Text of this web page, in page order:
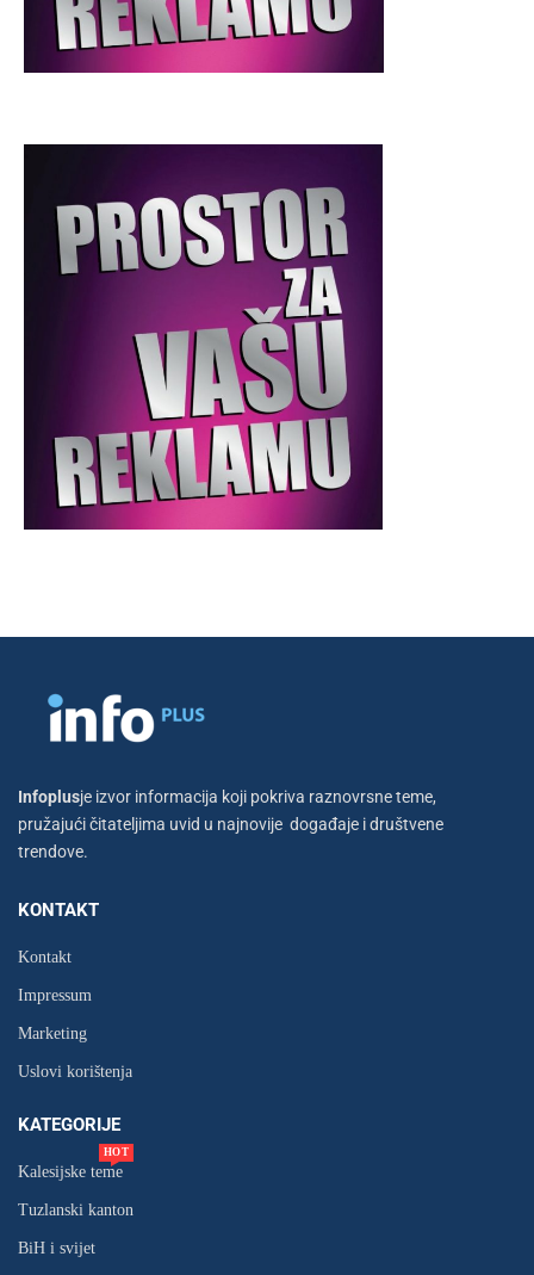
Infoplusje izvor informacija koji pokriva raznovrsne teme,
pružajući čitateljima uvid u najnovije događaje i društvene
trendove.
KONTAKT
Kontakt
Impressum
Marketing
Uslovi korištenja
KATEGORIJE
Kalesijske teme
HOT
Tuzlanski kanton
BiH i svijet